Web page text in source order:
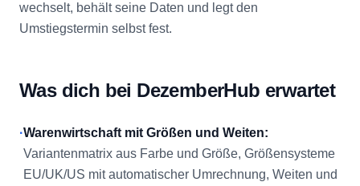
wechselt, behält seine Daten und legt den
Umstiegstermin selbst fest.
Was dich bei DezemberHub erwartet
·Warenwirtschaft mit Größen und Weiten:
Variantenmatrix aus Farbe und Größe, Größensysteme
EU/UK/US mit automatischer Umrechnung, Weiten und